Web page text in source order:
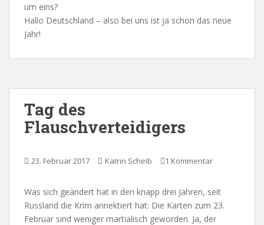
um eins?
Hallo Deutschland – also bei uns ist ja schon das neue
Jahr!
Tag des
Flauschverteidigers
23. Februar 2017 Katrin Scheib 1 Kommentar
Was sich geändert hat in den knapp drei Jahren, seit
Russland die Krim annektiert hat: Die Karten zum 23.
Februar sind weniger martialisch geworden. Ja, der